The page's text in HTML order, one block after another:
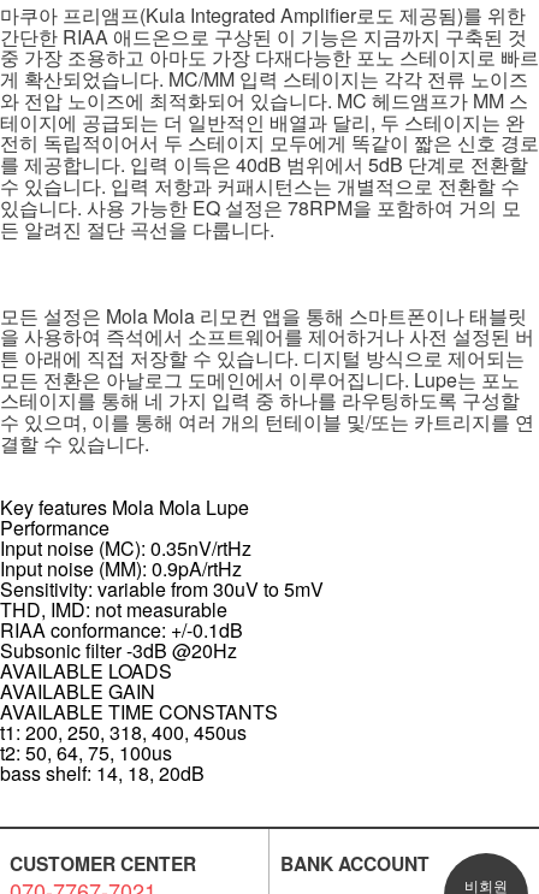
마쿠아 프리앰프(Kula Integrated Amplifier로도 제공됨)를 위한
간단한 RIAA 애드온으로 구상된 이 기능은 지금까지 구축된 것
중 가장 조용하고 아마도 가장 다재다능한 포노 스테이지로 빠르
게 확산되었습니다. MC/MM 입력 스테이지는 각각 전류 노이즈
와 전압 노이즈에 최적화되어 있습니다. MC 헤드앰프가 MM 스
테이지에 공급되는 더 일반적인 배열과 달리 , 두 스테이지는 완
전히 독립적이어서 두 스테이지 모두에게 똑같이 짧은 신호 경로
를 제공합니다. 입력 이득은 40dB 범위에서 5dB 단계로 전환할
수 있습니다. 입력 저항과 커패시턴스는 개별적으로 전환할 수
있습니다. 사용 가능한 EQ 설정은 78RPM을 포함하여 거의 모
든 알려진 절단 곡선을 다룹니다.
모든 설정은 Mola Mola 리모컨 앱을 통해 스마트폰이나 태블릿
을 사용하여 즉석에서 소프트웨어를 제어하거나 사전 설정된 버
튼 아래에 직접 저장할 수 있습니다. 디지털 방식으로 제어되는
모든 전환은 아날로그 도메인에서 이루어집니다. Lupe는 포노
스테이지를 통해 네 가지 입력 중 하나를 라우팅하도록 구성할
수 있으며 , 이를 통해 여러 개의 턴테이블 및/또는 카트리지를 연
결할 수 있습니다.
Key features Mola Mola Lupe
Performance
Input noise (MC): 0.35nV/rtHz
Input noise (MM): 0.9pA/rtHz
Sensitivity: variable from 30uV to 5mV
THD, IMD: not measurable
RIAA conformance: +/-0.1dB
Subsonic filter -3dB @20Hz
AVAILABLE LOADS
AVAILABLE GAIN
AVAILABLE TIME CONSTANTS
t1: 200, 250, 318, 400, 450us
t2: 50, 64, 75, 100us
bass shelf: 14, 18, 20dB
CUSTOMER CENTER BANK ACCOUNT
비회원